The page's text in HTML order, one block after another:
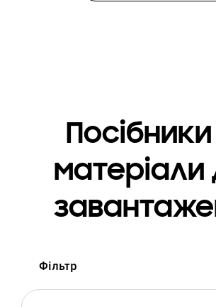
матеріали
Фільтр